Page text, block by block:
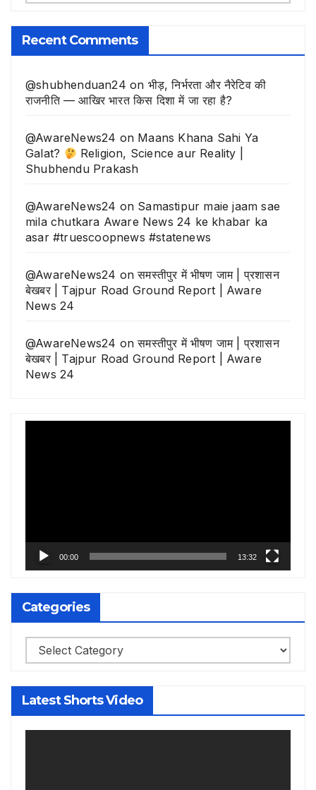
बिसरी
खबरे
Recent Comments
@shubhenduan24 on भीड़, निर्भरता और नैरेटिव की
राजनीति — आखिर भारत किस दिशा में जा रहा है?
@AwareNews24 on Maans Khana Sahi Ya
Galat?
Religion, Science aur Reality |
Shubhendu Prakash
@AwareNews24 on Samastipur maie jaam sae
mila chutkara Aware News 24 ke khabar ka
asar #truescoopnews #statenews
@AwareNews24 onसमस्तीपुर में भीषण जाम | प्रशासन
बेखबर | Tajpur Road Ground Report | Aware
News 24
@AwareNews24 onसमस्तीपुर में भीषण जाम | प्रशासन
बेखबर | Tajpur Road Ground Report | Aware
News 24
00:00 13:32
Categories
Categories
Latest Shorts Video